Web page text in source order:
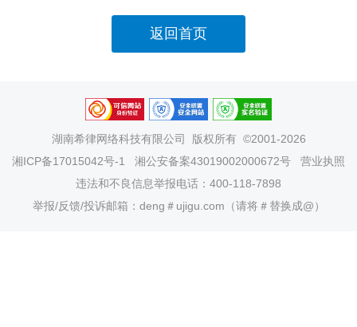
返回首页
湖南希律网络科技有限公司
版权所有 ©2001-2026
湘ICP备17015042号-1
湘公安备案43019002000672号
营业执照
违法和不良信息举报电话：400-118-7898
举报/反馈/投诉邮箱：deng＃ujigu.com（请将＃替换成@）